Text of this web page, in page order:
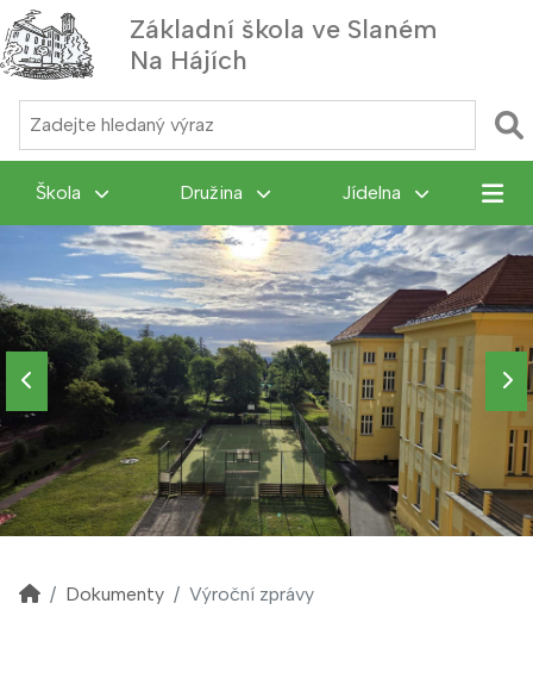
Základní škola ve Slaném
Na Hájích
Škola Družina Jídelna
Dokumenty Výroční zprávy